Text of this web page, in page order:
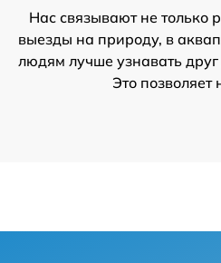
Нас связывают не только
выезды на природу, в
людям лучше узнавать
Это позволяет